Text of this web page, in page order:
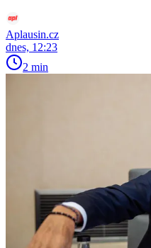
Aplausin.cz
dnes, 12:23
2 min